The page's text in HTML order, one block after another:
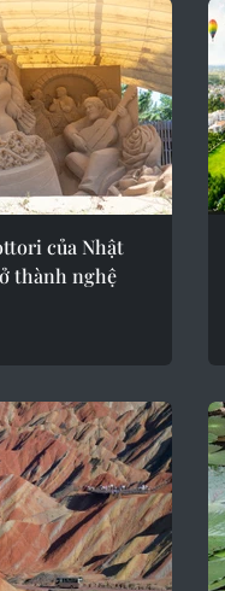
của Nhật
thành nghệ